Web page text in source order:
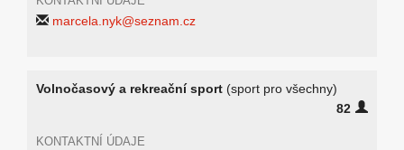
marcela.nyk@seznam.cz
Volnočasový a rekreační sport (sport pro všechny)
82
KONTAKTNÍ ÚDAJE